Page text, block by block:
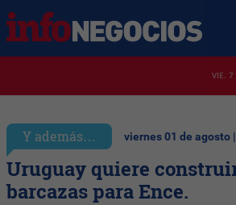
VIE. 7
Y además… viernes 01 de agosto
Uruguay quiere
barcazas para Ence.